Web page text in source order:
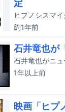
定
約1年前
石井竜也が
石井竜也がニュ
1年以上前
映画「ヒプ